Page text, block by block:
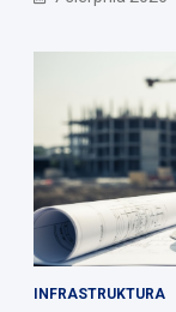
INFRASTRUKTURA